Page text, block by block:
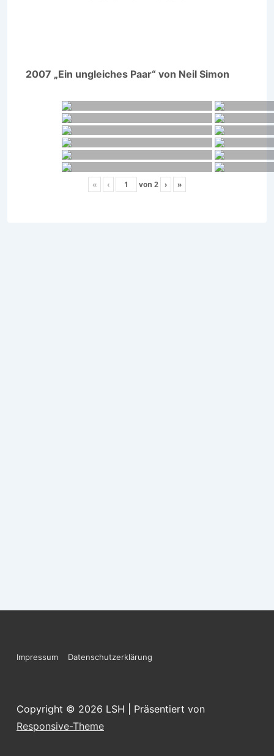
2007 „Ein ungleiches Paar“ von Neil Simon
« ‹ von 2 › »
Footer-
Impressum Datenschutzerklärung
Copyright © 2026 LSH
| Präsentiert von
Responsive-Theme